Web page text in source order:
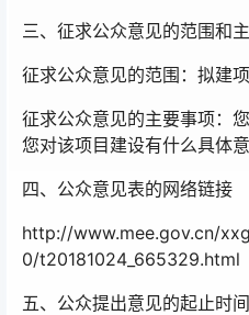
三、征求公众意见的范围和
征求公众意见的范围：拟建
征求公众意见的主要事项：
您对该项目建设有什么具体
四、公众意见表的网络链接
http://www.mee.gov.cn/
0/t20181024_665329.html
五、公众提出意见的起止时间